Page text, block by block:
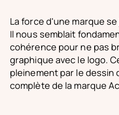
La force d'une marque
Il nous semblait
cohérence pour ne pas
graphique avec le logo.
pleinement par le dessin
complète de la marque